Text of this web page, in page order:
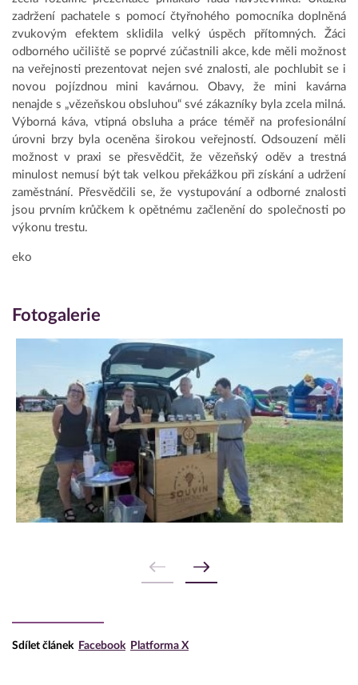
zadržení pachatele s pomocí čtyřnohého pomocníka doplněná
zvukovým efektem sklidila velký úspěch přítomných. Žáci
odborného učiliště se poprvé zúčastnili akce, kde měli možnost
na veřejnosti prezentovat nejen své znalosti, ale pochlubit se i
novou pojízdnou mini kavárnou. Obavy, že mini kavárna
nenajde s „vězeňskou obsluhou“ své zákazníky byla zcela milná.
Výborná káva, vtipná obsluha a práce téměř na profesionální
úrovni brzy byla oceněna širokou veřejností. Odsouzení měli
možnost v praxi se přesvědčit, že vězeňský oděv a trestná
minulost nemusí být tak velkou překážkou při získání a udržení
zaměstnání. Přesvědčili se, že vystupování a odborné znalosti
jsou prvním krůčkem k opětnému začlenění do společnosti po
výkonu trestu.
eko
Fotogalerie
Sdílet článek Facebook Platforma X